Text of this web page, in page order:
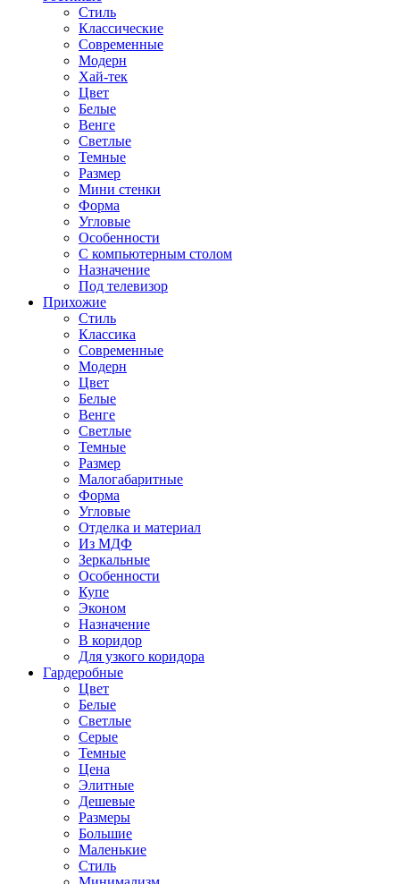
Стиль
Классические
Современные
Модерн
Хай-тек
Цвет
Белые
Венге
Светлые
Темные
Размер
Мини стенки
Форма
Угловые
Особенности
С компьютерным столом
Назначение
Под телевизор
Прихожие
Стиль
Классика
Современные
Модерн
Цвет
Белые
Венге
Светлые
Темные
Размер
Малогабаритные
Форма
Угловые
Отделка и материал
Из МДФ
Зеркальные
Особенности
Купе
Эконом
Назначение
В коридор
Для узкого коридора
Гардеробные
Цвет
Белые
Светлые
Серые
Темные
Цена
Элитные
Дешевые
Размеры
Большие
Маленькие
Стиль